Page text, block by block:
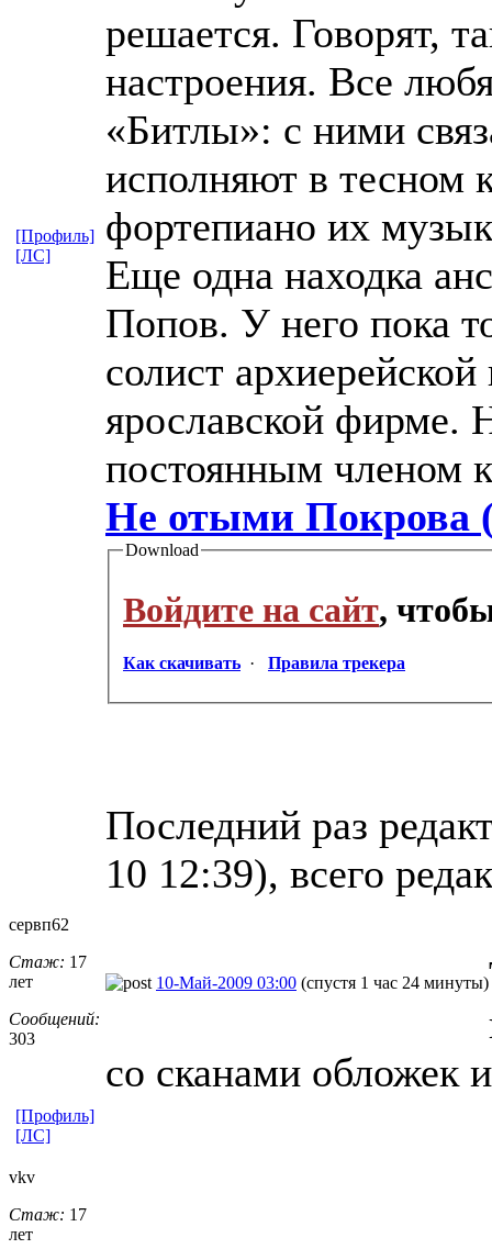
решается. Говорят,
настроения. Все
«Битлы»: с ними
исполняют в тесном
фортепиано их
Еще одна находка
Попов. У него пока
солист
ярославской фирме.
постоянным членом
Не отыми Покрова
Download
Войдите на сайт,
Как скачивать · Правила трекера
Последний раз
10 12:39), всего
[Профиль]
[ЛС]
сервп62
Стаж: 17
лет
Сообщений:
303
10-Май-2009 03:00 (спустя 1 час 24 минуты)
со сканами обложек
[Профиль]
[ЛС]
vkv
Стаж: 17
лет